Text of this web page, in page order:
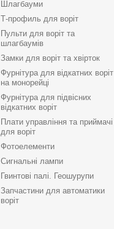
Шлагбауми
Т-профиль для воріт
Пульти для воріт та
шлагбаумів
Замки для воріт та хвірток
Фурнітура для відкатних воріт
на монорейці
Фурнітура для підвісних
відкатних воріт
Плати управління та приймачі
для воріт
Фотоелементи
Сигнальні лампи
Гвинтові палі. Геошурупи
Запчастини для автоматики
воріт